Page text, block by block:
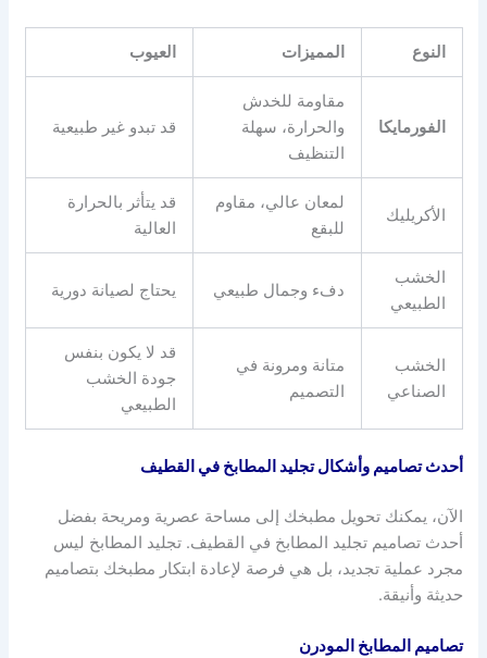
النوع المميزات العيوب
الفورمايكا
مقاومة للخدش
والحرارة، سهلة
التنظيف
قد تبدو غير طبيعية
الأكريليك
لمعان عالي، مقاوم
للبقع
قد يتأثر بالحرارة
العالية
الخشب
الطبيعي
دفء وجمال طبيعي يحتاج لصيانة دورية
الخشب
الصناعي
متانة ومرونة في
التصميم
قد لا يكون بنفس
جودة الخشب
الطبيعي
أحدث تصاميم وأشكال تجليد المطابخ في القطيف
الآن، يمكنك تحويل مطبخك إلى مساحة عصرية ومريحة بفضل
أحدث تصاميم تجليد المطابخ في القطيف. تجليد المطابخ ليس
مجرد عملية تجديد، بل هي فرصة لإعادة ابتكار مطبخك بتصاميم
حديثة وأنيقة.
تصاميم المطابخ المودرن